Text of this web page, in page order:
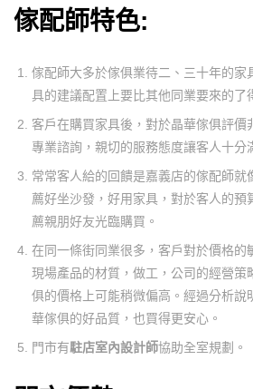
傢配師特色:
傢配師大多於傢俱業待二、三十年的家
具的建議配置上要比其他同業要來的了
客戶在購買家具後，對於晶華傢俱評價
專業諮詢，親切的服務態度讓客人十分
常常客人給的回饋是嘉義店的傢配師就
薦好坐沙發，好用家具，對於客人的預
薦親朋好友光臨購買。
在同一條街同業很多，客戶對於價格的
現場產品的材質，做工，公司的經營策
俱的價格上可能稍微偏高。經過分析說
華傢俱的好品質，也買得更安心。
門市有駐店室內設計師協助全室規劃。